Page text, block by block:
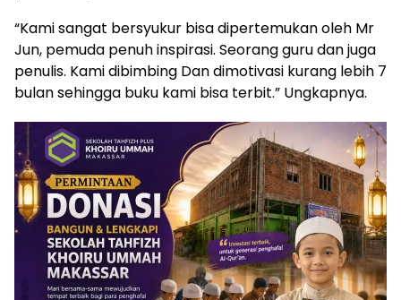
“Kami sangat bersyukur bisa dipertemukan oleh Mr
Jun, pemuda penuh inspirasi. Seorang guru dan juga
penulis. Kami dibimbing Dan dimotivasi kurang lebih 7
bulan sehingga buku kami bisa terbit.” Ungkapnya.